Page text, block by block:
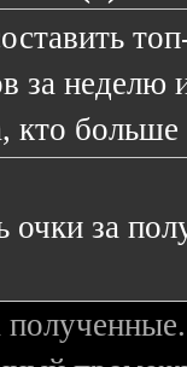
за неделю
кто
очки за